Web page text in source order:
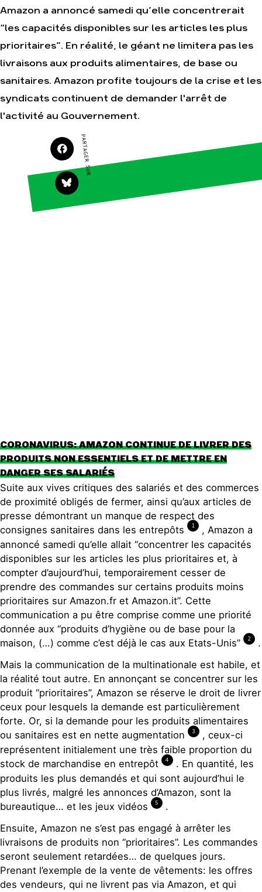
Agir
terrain
Agir au quotidien
Soutenir les
Transmettre tout ou
partie de son
patrimoine
Télécharger
gratuitement les
guides éco-citoyens
Nos
thématiques
Climat – Énergie
Surproduction
Agriculture
Amazon a annoncé samedi qu’elle concentrerait
“les capacités disponibles sur les articles les plus
prioritaires”. En réalité, le géant ne limitera pas les
livraisons aux produits alimentaires, de base ou
sanitaires. Amazon profite toujours de la crise et les
syndicats continuent de demander l'arrêt de
l'activité au Gouvernement.
PARTAGER SUR
CORONAVIRUS: AMAZON CONTINUE DE LIVRER DES
PRODUITS NON ESSENTIELS ET DE METTRE EN
DANGER SES SALARIÉS
Suite aux vives critiques des salariés et des commerces
de proximité obligés de fermer, ainsi qu’aux articles de
presse démontrant un manque de respect des
consignes sanitaires dans les entrepôts
1
, Amazon a
annoncé samedi qu’elle allait “concentrer les capacités
disponibles sur les articles les plus prioritaires et, à
compter d’aujourd’hui, temporairement cesser de
prendre des commandes sur certains produits moins
prioritaires sur Amazon.fr et Amazon.it”. Cette
communication a pu être comprise comme une priorité
donnée aux “produits d’hygiène ou de base pour la
maison, (…) comme c’est déjà le cas aux Etats-Unis”
2
.
Mais la communication de la multinationale est habile, et
la réalité tout autre. En annonçant se concentrer sur les
produit “prioritaires”, Amazon se réserve le droit de livrer
ceux pour lesquels la demande est particulièrement
forte. Or, si la demande pour les produits alimentaires
ou sanitaires est en nette augmentation
3
, ceux-ci
représentent initialement une très faible proportion du
stock de marchandise en entrepôt
4
. En quantité, les
produits les plus demandés et qui sont aujourd’hui le
plus livrés, malgré les annonces d’Amazon, sont la
bureautique… et les jeux vidéos
5
.
Ensuite, Amazon ne s’est pas engagé à arrêter les
livraisons de produits non “prioritaires”. Les commandes
seront seulement retardées… de quelques jours.
Prenant l’exemple de la vente de vêtements: les offres
des vendeurs, qui ne livrent pas via Amazon, et qui